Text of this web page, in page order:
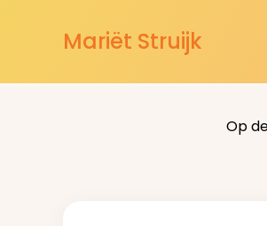
Mariët Struijk
Op